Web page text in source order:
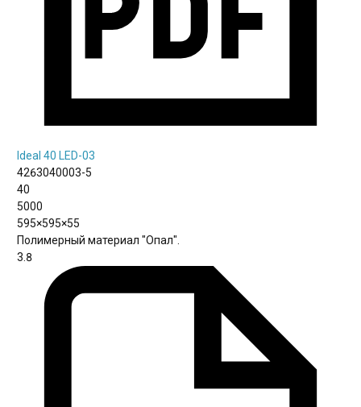
Ideal 40 LED-03
4263040003-5
40
5000
595×595×55
Полимерный материал "Опал".
3.8